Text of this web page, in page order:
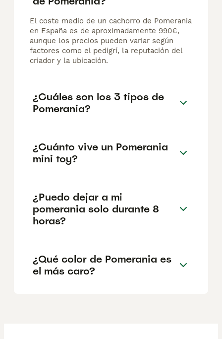
El coste medio de un cachorro de Pomerania
en España es de aproximadamente 990€,
aunque los precios pueden variar según
factores como el pedigrí, la reputación del
criador y la ubicación.
¿Cuáles son los 3 tipos de
Pomerania?
¿Cuánto vive un Pomerania
mini toy?
¿Puedo dejar a mi
pomerania solo durante 8
horas?
¿Qué color de Pomerania es
el más caro?